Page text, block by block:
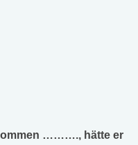
………., hätte er